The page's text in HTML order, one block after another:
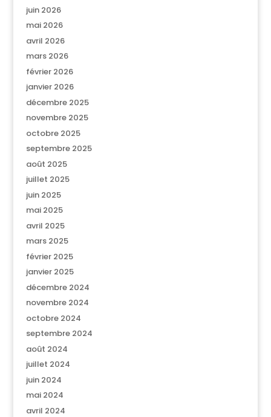
juin 2026
mai 2026
avril 2026
mars 2026
février 2026
janvier 2026
décembre 2025
novembre 2025
octobre 2025
septembre 2025
août 2025
juillet 2025
juin 2025
mai 2025
avril 2025
mars 2025
février 2025
janvier 2025
décembre 2024
novembre 2024
octobre 2024
septembre 2024
août 2024
juillet 2024
juin 2024
mai 2024
avril 2024